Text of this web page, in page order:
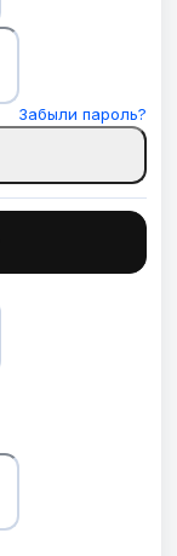
Забыли пароль?